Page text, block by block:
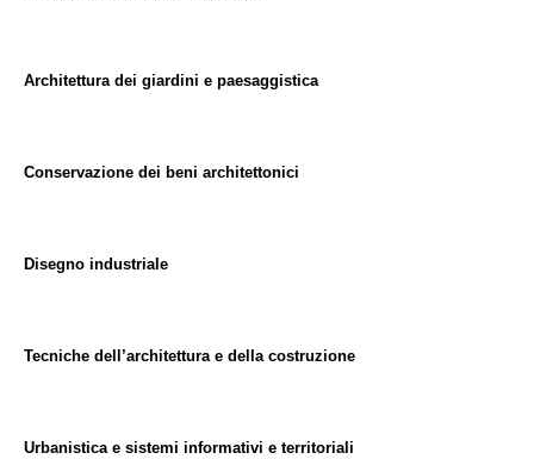
Architettura dei giardini e paesaggistica
Conservazione dei beni architettonici
Disegno industriale
Tecniche dell’architettura e della costruzione
Urbanistica e sistemi informativi e territoriali